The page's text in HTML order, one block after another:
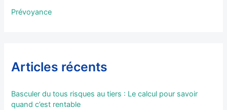
Prévoyance
Articles récents
Basculer du tous risques au tiers : Le calcul pour savoir
quand c’est rentable